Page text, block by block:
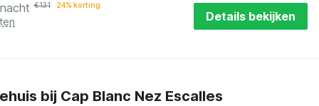
€131 24% korting
Details bekijken
bij Cap Blanc Nez Escalles